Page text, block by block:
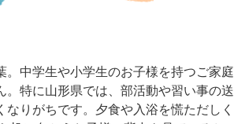
。中学生や小学生のお子様を持つご家庭
特に山形県では、部活動や習い事の送
りがちです。夕食や入浴を慌ただしく